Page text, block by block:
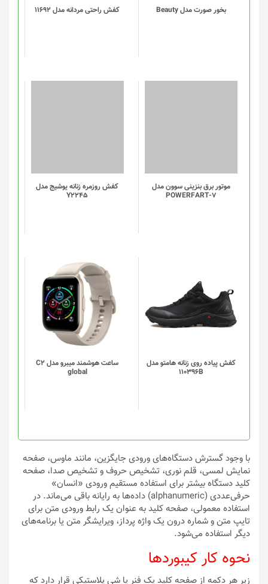
بخور صورت مدل Beauty کفش راحتی مردانه مدل 11692
گزینه
محصول
موتور برق بنزینی سوون مدل
POWERFART-7
کفش روزمره زنانه یوشیج مدل
Y2245
کفش پیاده روی زنانه هامتو مدل
110396B
محصول
دارای
انواع
مختلفی
گزینه
ها
محصول
انتخاب
شوند
ساعت هوشمند میبرو مدل C2
global
این
محصول
دارای
انواع
مختلفی
می
گزینه
ها
محصول
انتخاب
شوند
با وجود گسترش دستگاه‌های ورودی جایگزین، مانند ماوس، صفحه
نمایش لمسی، قلم نوری، تشخیص حروف و تشخیص صدا، صفحه
کلید دستگاه بیشتر برای استفاده مستقیم ورودی «انسان»
حرفی‌عددی (alphanumeric) داده‌ها به رایانه باقی می‌ماند. در
استفاده معمولی، صفحه کلید به عنوان یک رابط ورودی متن برای
تایپ متن و شماره درون یک واژه پرداز، ویرایشگر متن یا برنامه‌های
دیگر استفاده می‌شود.
نحوه کار کیبوردها
زیر هر دکمه از صفحه کلید یک فنر یا شی پلاستیکی قرار دارد که